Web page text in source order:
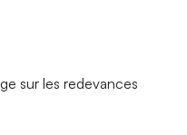
sur les redevances